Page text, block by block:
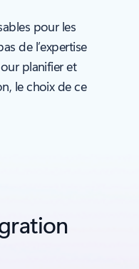
pour les
de l’expertise
planifier et
le choix de ce